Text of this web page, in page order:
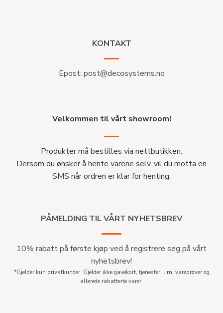
KONTAKT
Epost: post@decosystems.no
Velkommen til vårt showroom!
Produkter må bestilles via nettbutikken.
Dersom du ønsker å hente varene selv, vil du motta en
SMS når ordren er klar for henting.
PÅMELDING TIL VÅRT NYHETSBREV
10% rabatt på første kjøp ved å registrere seg på vårt
nyhetsbrev!
*Gjelder kun privatkunder. Gjelder ikke gavekort, tjenester, lim, vareprøver og
allerede rabatterte varer.